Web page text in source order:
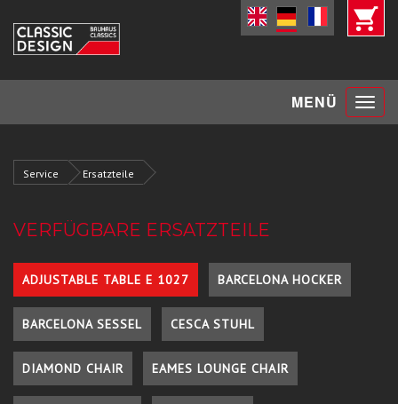
MENÜ Toggle
Service Ersatzteile
VERFÜGBARE ERSATZTEILE
ADJUSTABLE TABLE E 1027 BARCELONA HOCKER
BARCELONA SESSEL CESCA STUHL
DIAMOND CHAIR EAMES LOUNGE CHAIR